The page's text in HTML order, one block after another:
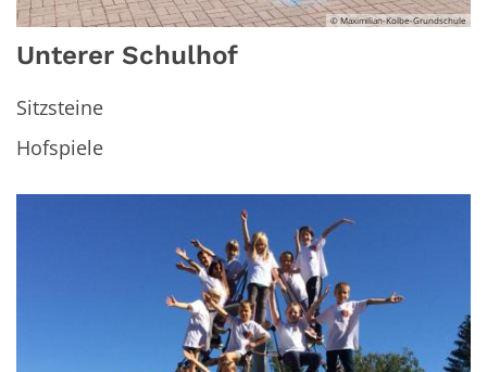
© Maximilian-Kolbe-Grundschule
Unterer Schulhof
Sitzsteine
Hofspiele